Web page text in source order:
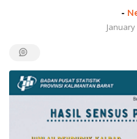
-
January